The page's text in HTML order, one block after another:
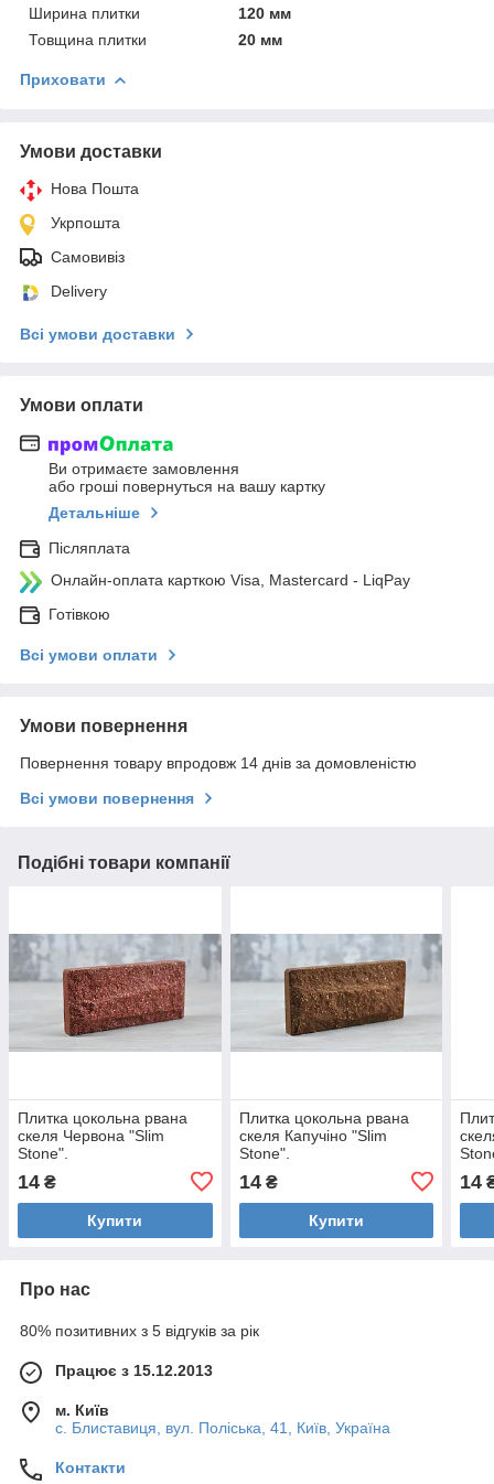
Ширина плитки
120 мм
Товщина плитки
20 мм
Приховати
Умови доставки
Нова Пошта
Укрпошта
Самовивіз
Delivery
Всі умови доставки
Умови оплати
Ви отримаєте замовлення
або гроші повернуться на вашу картку
Детальніше
Післяплата
Онлайн-оплата карткою Visa, Mastercard - LiqPay
Готівкою
Всі умови оплати
Умови повернення
Повернення товару впродовж 14 днів за домовленістю
Всі умови повернення
Подібні товари компанії
Плитка цокольна рвана
скеля Червона "Slim
Stone".
14 ₴
Купити
Плитка цокольна рвана
скеля Капучіно "Slim
Stone".
14₴
Купити
14
Про нас
80% позитивних з 5 відгуків за рік
Працює з 15.12.2013
м. Київ
с. Блиставиця, вул. Поліська, 41, Київ, Україна
Контакти